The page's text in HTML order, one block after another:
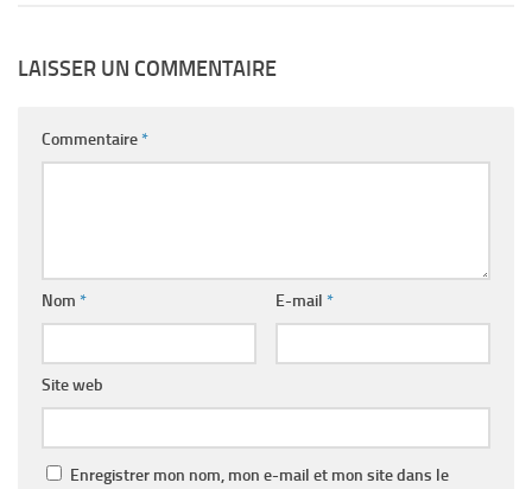
LAISSER UN COMMENTAIRE
Commentaire*
Nom * E-mail *
Site web
Enregistrer mon nom, mon e-mail et mon site dans le